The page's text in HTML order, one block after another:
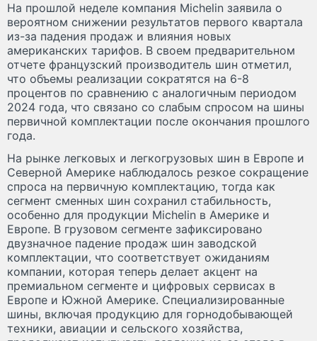
На прошлой неделе компания Michelin заявила о
вероятном снижении результатов первого квартала
из-за падения продаж и влияния новых
американских тарифов. В своем предварительном
отчете французский производитель шин отметил,
что объемы реализации сократятся на 6-8
процентов по сравнению с аналогичным периодом
2024 года, что связано со слабым спросом на шины
первичной комплектации после окончания прошлого
года.
На рынке легковых и легкогрузовых шин в Европе и
Северной Америке наблюдалось резкое сокращение
спроса на первичную комплектацию, тогда как
сегмент сменных шин сохранил стабильность,
особенно для продукции Michelin в Америке и
Европе. В грузовом сегменте зафиксировано
двузначное падение продаж шин заводской
комплектации, что соответствует ожиданиям
компании, которая теперь делает акцент на
премиальном сегменте и цифровых сервисах в
Европе и Южной Америке. Специализированные
шины, включая продукцию для горнодобывающей
техники, авиации и сельского хозяйства,